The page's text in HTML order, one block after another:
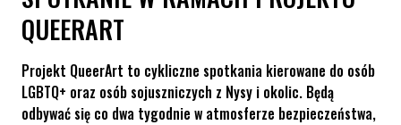
QUEERART
Projekt QueerArt to cykliczne spotkania kierowane do osób
LGBTQ+ oraz osób sojuszniczych z Nysy i okolic. Będą
odbywać się co dwa tygodnie w atmosferze bezpieczeństwa,